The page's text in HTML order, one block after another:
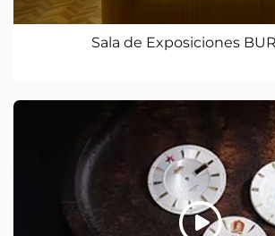
Sala de Exposiciones